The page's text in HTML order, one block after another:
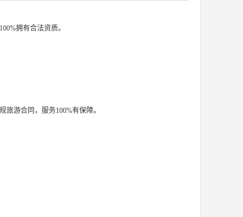
拥有合法资质。
游合同，服务100%有保障。